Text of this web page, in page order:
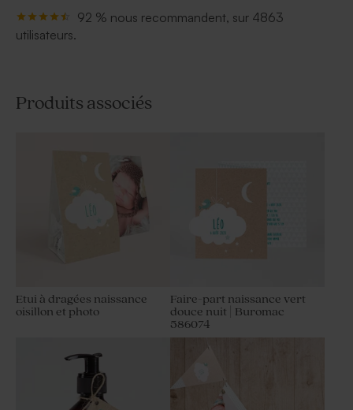
92 % nous recommandent, sur 4863
utilisateurs.
Produits associés
Etui à dragées naissance
oisillon et photo
Faire-part naissance vert
douce nuit | Buromac
586074